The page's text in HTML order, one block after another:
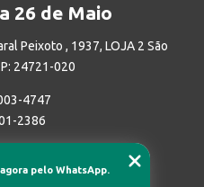
26 de Maio
Peixoto , 1937, LOJA 2 São
24721-020
4747
2386
pelo WhatsApp.